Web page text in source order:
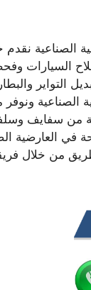
الصناعية
السيارات
التواير
ونوفر
من سفايف
من خلال